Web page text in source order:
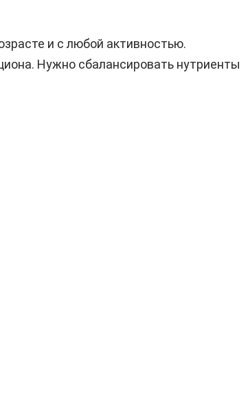
и с любой активностью.
Нужно сбалансировать нутриенты